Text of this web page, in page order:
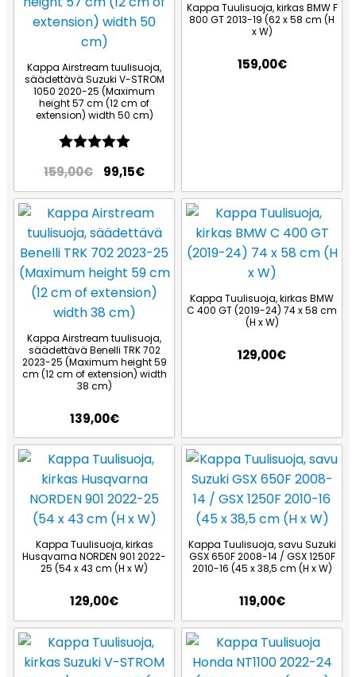
Kappa Airstream tuulisuoja,
säädettävä Suzuki V-STROM
1050 2020-25 (Maximum
height 57 cm (12 cm of
extension) width 50 cm)
Arvio: 5.0 5:sta tähdestä
159,00€ 99,15€
Kappa Tuulisuoja, kirkas BMW F
800 GT 2013-19 (62 x 58 cm (H
x W)
159,00€
Kappa Airstream tuulisuoja,
säädettävä Benelli TRK 702
2023-25 (Maximum height 59
cm (12 cm of extension) width
38 cm)
139,00€
Kappa Tuulisuoja, kirkas BMW
C 400 GT (2019-24) 74 x 58 cm
(H x W)
129,00€
Kappa Tuulisuoja, kirkas
Husqvarna NORDEN 901 2022-
25 (54 x 43 cm (H x W)
129,00€
Kappa Tuulisuoja, savu Suzuki
GSX 650F 2008-14 / GSX 1250F
2010-16 (45 x 38,5 cm (H x W)
119,00€